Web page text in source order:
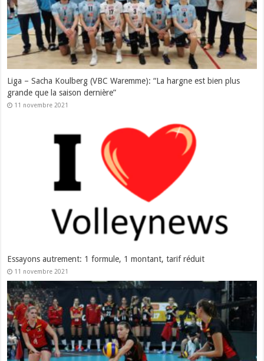
Liga – Sacha Koulberg (VBC Waremme): “La hargne est bien plus
grande que la saison dernière”
11 novembre 2021
Essayons autrement: 1 formule, 1 montant, tarif réduit
11 novembre 2021